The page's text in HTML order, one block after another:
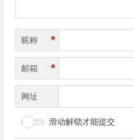
昵称 *
邮箱 *
网址
滑动解锁才能提交